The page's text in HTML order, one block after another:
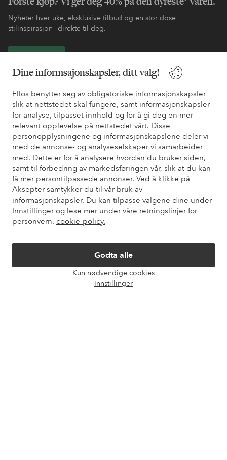
Dine informsajonskapsler, ditt valg!
Ellos benytter seg av obligatoriske informasjonskapsler
slik at nettstedet skal fungere, samt informasjonskapsler
for analyse, tilpasset innhold og for å gi deg en mer
relevant opplevelse på nettstedet vårt. Disse
personopplysningene og informasjonskapslene deler vi
med de annonse- og analyseselskaper vi samarbeider
med. Dette er for å analysere hvordan du bruker siden,
samt til forbedring av markedsføringen vår, slik at du kan
få mer persontilpassede annonser. Ved å klikke på
Aksepter samtykker du til vår bruk av
informasjonskapsler. Du kan tilpasse valgene dine under
Innstillinger og lese mer under våre retningslinjer for
personvern. cookie-policy.
Godta alle
Kun nødvendige cookies
Innstillinger
Nyheter hver uke, eksklusive tilbud og en stor dose
stilinspirasjon– direkte til deg.
Trenger du hjelp?
Du finner svar på de vanligste spørsmålene i vår FAQ. Du finner
også informasjon om hvordan du kan kontakte oss.
Kundeservice Betalingsmåte
Mine sider
Om Ellos